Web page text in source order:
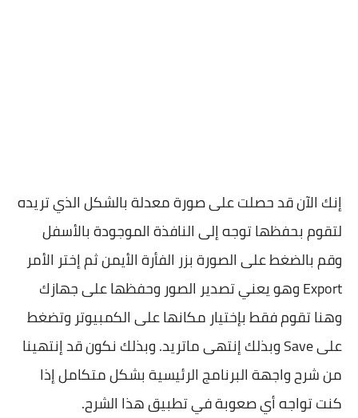
إنك الآن قد حصلت على صورة معدلة بالشكل الذي تريده
لتقوم بحفظها توجه إلى النافذة الموجودة بالأسفل
وقم بالضغط على الصورة بزر الفأرة الأيمن ثم إختر الأمر
Export وهو يعني تصدير الصور وحفظها على جهازك
وهنا تقوم فقط بإختيار مكانها على الكمبيوتر وتضغط
على Save وبذلك إنتهى ماتريد. وبذلك نكون قد إنتهينا
من شرح واجهة البرنامج الرئيسية بشكل متكامل إذا
كنت تواجه أي صعوبة في تطبيق هذا الشرح.